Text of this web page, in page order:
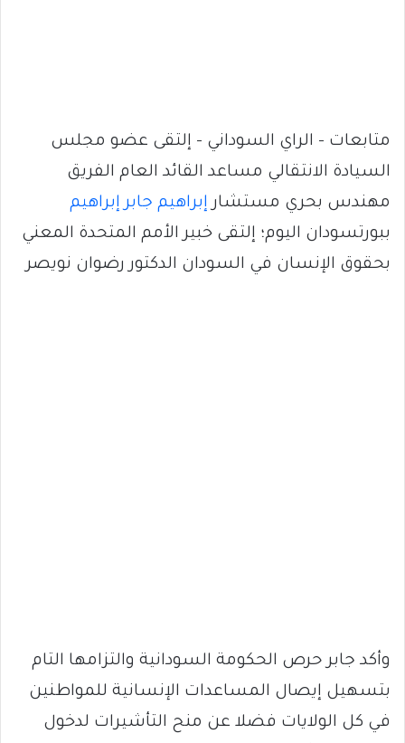
متابعات – الراي السوداني – إلتقى عضو مجلس
السيادة الانتقالي مساعد القائد العام الفريق
مهندس بحري مستشار إبراهيم جابر إبراهيم
ببورتسودان اليوم؛ إلتقى خبير الأمم المتحدة المعني
بحقوق الإنسان في السودان الدكتور رضوان نويصر
وأكد جابر حرص الحكومة السودانية والتزامها التام
بتسهيل إيصال المساعدات الإنسانية للمواطنين
في كل الولايات فضلا عن منح التأشيرات لدخول